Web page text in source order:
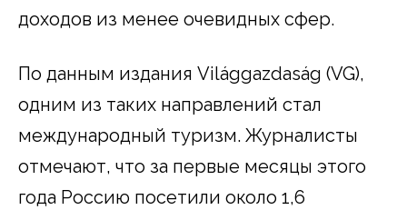
доходов из менее очевидных сфер.
По данным издания Világgazdaság (VG),
одним из таких направлений стал
международный туризм. Журналисты
отмечают, что за первые месяцы этого
года Россию посетили около 1,6